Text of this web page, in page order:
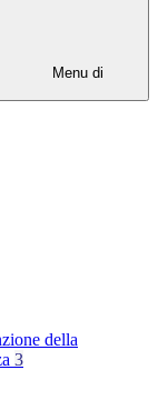
Menu di
della
3